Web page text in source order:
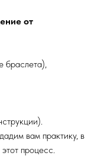
от
браслета),
вам практику, в
процесс.